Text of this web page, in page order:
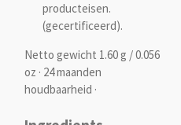
producteisen.
(gecertificeerd).
Netto gewicht 1.60 g / 0.056
oz · 24 maanden
houdbaarheid ·